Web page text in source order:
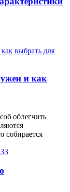
и как
облегчить
собирается